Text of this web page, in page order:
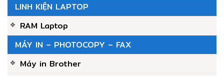
LINH KIỆN LAPTOP
RAM Laptop
MÁY IN – PHOTOCOPY – FAX
Máy in Brother